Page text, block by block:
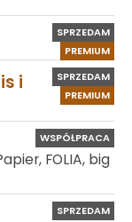
PREMIUM
SPRZEDAM
PREMIUM
SPRZEDAM
i
WSPÓŁPRACA
FOLIA, big
SPRZEDAM